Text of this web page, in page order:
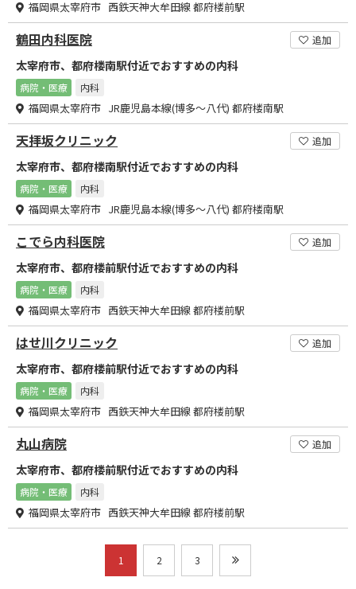
福岡県太宰府市 西鉄天神大牟田線 都府楼前駅
鶴田内科医院 追加
太宰府市、都府楼南駅付近でおすすめの内科
病院・医療 内科
福岡県太宰府市 JR鹿児島本線(博多～八代) 都府楼南駅
天拝坂クリニック 追加
太宰府市、都府楼南駅付近でおすすめの内科
病院・医療 内科
福岡県太宰府市 JR鹿児島本線(博多～八代) 都府楼南駅
こでら内科医院 追加
太宰府市、都府楼前駅付近でおすすめの内科
病院・医療 内科
福岡県太宰府市 西鉄天神大牟田線 都府楼前駅
はせ川クリニック 追加
太宰府市、都府楼前駅付近でおすすめの内科
病院・医療 内科
福岡県太宰府市 西鉄天神大牟田線 都府楼前駅
丸山病院 追加
太宰府市、都府楼前駅付近でおすすめの内科
病院・医療 内科
福岡県太宰府市 西鉄天神大牟田線 都府楼前駅
1 2 3